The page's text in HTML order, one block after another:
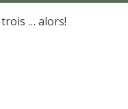
… alors!